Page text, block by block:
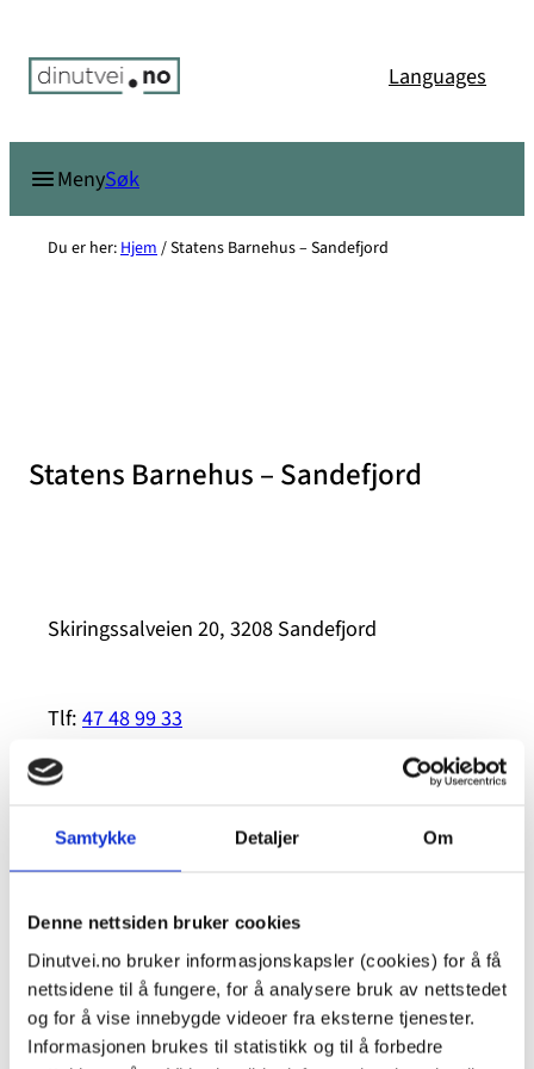
Samtykke Detaljer Om
Denne nettsiden bruker cookies
Dinutvei.no bruker informasjonskapsler (cookies) for å få
nettsidene til å fungere, for å analysere bruk av nettstedet
og for å vise innebygde videoer fra eksterne tjenester.
Informasjonen brukes til statistikk og til å forbedre
innhold
Languages
MenySøk
Du er her: Hjem /Statens Barnehus – Sandefjord
Statens Barnehus – Sandefjord
Skiringssalveien 20, 3208 Sandefjord
Tlf:47 48 99 33
Relaterte saker